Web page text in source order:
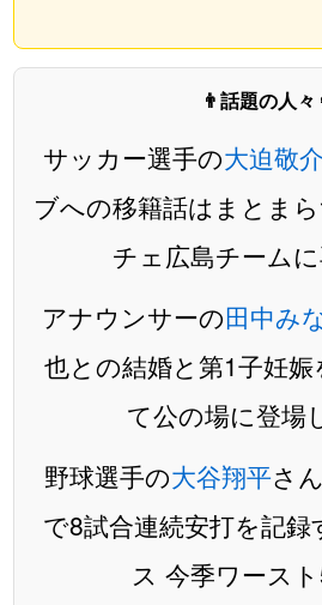
👨話題の人々
サッカー選手の大迫敬介
ブへの移籍話はまとま
チェ広島チーム
アナウンサーの田中み
也との結婚と第1子妊
て公の場に登場
野球選手の大谷翔平さ
で8試合連続安打を記
ス 今季ワース